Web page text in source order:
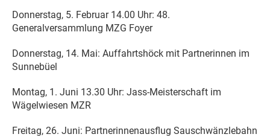
Donnerstag, 5. Februar 14.00 Uhr: 48.
Generalversammlung MZG Foyer
Donnerstag, 14. Mai: Auffahrtshöck mit Partnerinnen im
Sunnebüel
Montag, 1. Juni 13.30 Uhr: Jass-Meisterschaft im
Wägelwiesen MZR
Freitag, 26. Juni: Partnerinnenausflug Sauschwänzlebahn